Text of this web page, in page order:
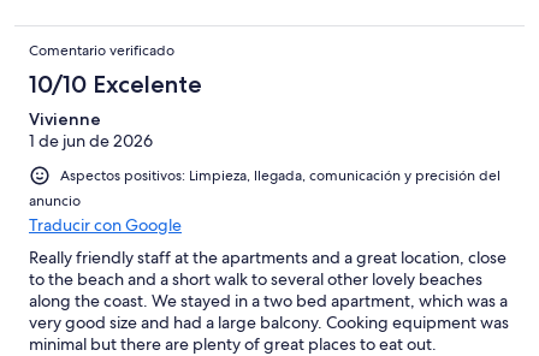
Comentario verificado
10/10 Excelente
Vivienne
1 de jun de 2026
Aspectos positivos: Limpieza, llegada, comunicación y precisión del
anuncio
Traducir con Google
Really friendly staff at the apartments and a great location, close
to the beach and a short walk to several other lovely beaches
along the coast. We stayed in a two bed apartment, which was a
very good size and had a large balcony. Cooking equipment was
minimal but there are plenty of great places to eat out.